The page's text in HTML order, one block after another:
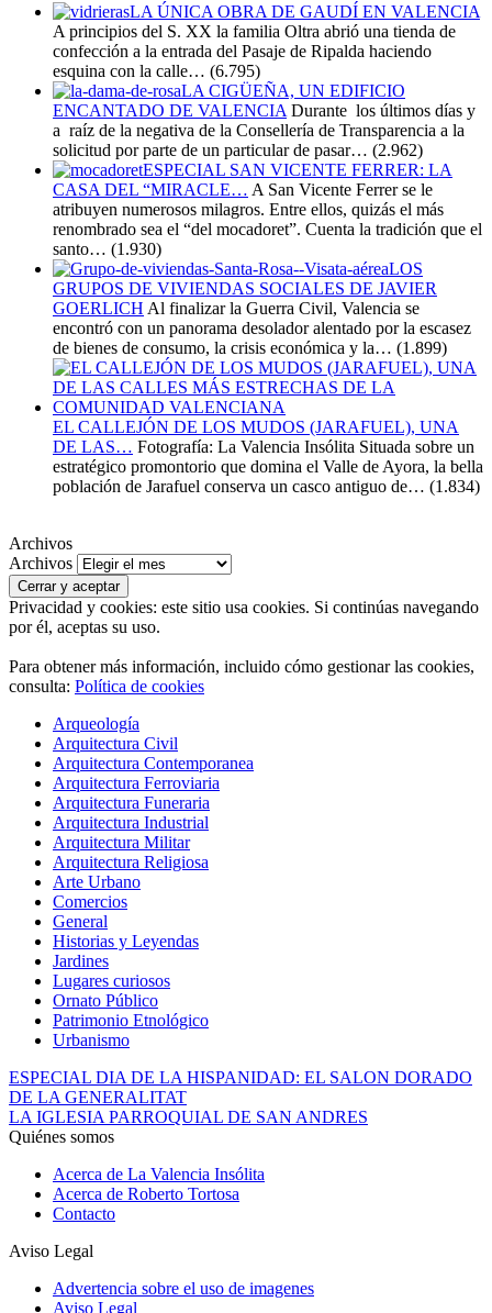
LA ÚNICA OBRA DE GAUDÍ EN VALENCIA
A principios del S. XX la familia Oltra abrió una tienda de
confección a la entrada del Pasaje de Ripalda haciendo
esquina con la calle… (6.795)
LA CIGÜEÑA, UN EDIFICIO
ENCANTADO DE VALENCIA Durante los últimos días y
a raíz de la negativa de la Consellería de Transparencia a la
solicitud por parte de un particular de pasar… (2.962)
ESPECIAL SAN VICENTE FERRER: LA
CASA DEL “MIRACLE… A San Vicente Ferrer se le
atribuyen numerosos milagros. Entre ellos, quizás el más
renombrado sea el “del mocadoret”. Cuenta la tradición que el
santo… (1.930)
LOS
GRUPOS DE VIVIENDAS SOCIALES DE JAVIER
GOERLICH Al finalizar la Guerra Civil, Valencia se
encontró con un panorama desolador alentado por la escasez
de bienes de consumo, la crisis económica y la… (1.899)
EL CALLEJÓN DE LOS MUDOS (JARAFUEL), UNA
DE LAS… Fotografía: La Valencia Insólita Situada sobre un
estratégico promontorio que domina el Valle de Ayora, la bella
población de Jarafuel conserva un casco antiguo de… (1.834)
Archivos
Archivos
Privacidad y cookies: este sitio usa cookies. Si continúas navegando
por él, aceptas su uso.
Para obtener más información, incluido cómo gestionar las cookies,
consulta: Política de cookies
Arqueología
Arquitectura Civil
Arquitectura Contemporanea
Arquitectura Ferroviaria
Arquitectura Funeraria
Arquitectura Industrial
Arquitectura Militar
Arquitectura Religiosa
Arte Urbano
Comercios
General
Historias y Leyendas
Jardines
Lugares curiosos
Ornato Público
Patrimonio Etnológico
Urbanismo
ESPECIAL DIA DE LA HISPANIDAD: EL SALON DORADO
DE LA GENERALITAT
LA IGLESIA PARROQUIAL DE SAN ANDRES
Quiénes somos
Acerca de La Valencia Insólita
Acerca de Roberto Tortosa
Contacto
Aviso Legal
Advertencia sobre el uso de imagenes
Aviso Legal